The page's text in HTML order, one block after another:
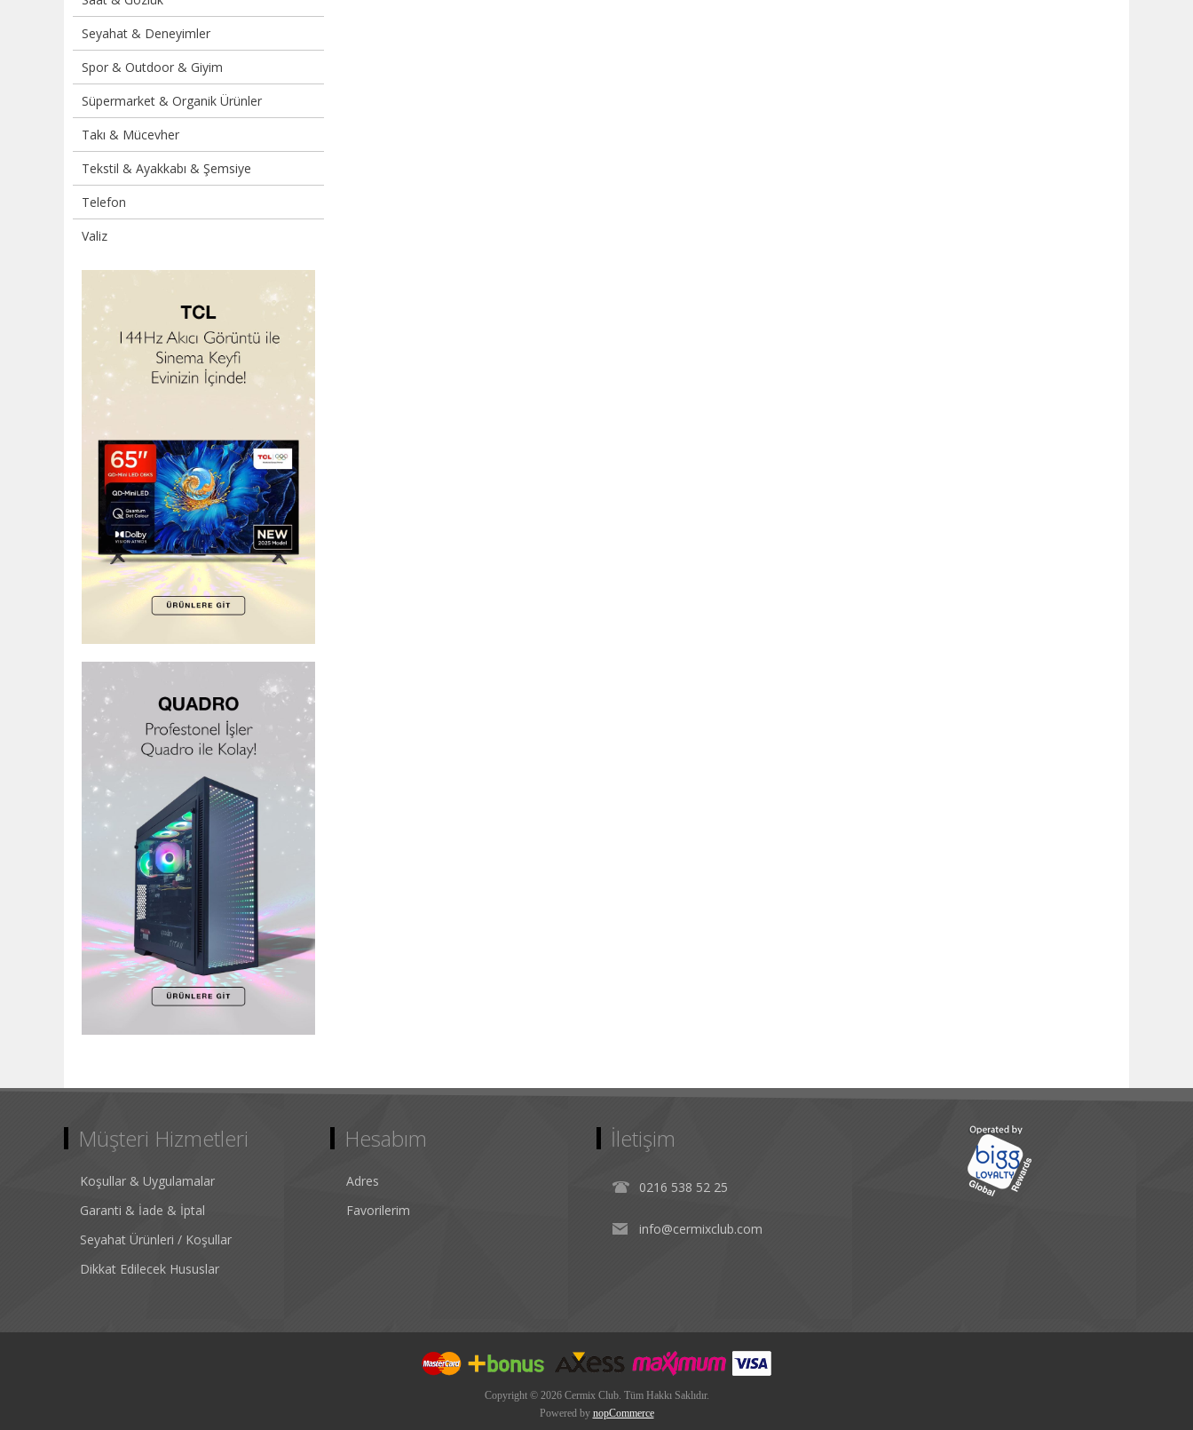
Seyahat & Deneyimler
Spor & Outdoor & Giyim
Süpermarket & Organik Ürünler
Takı & Mücevher
Tekstil & Ayakkabı & Şemsiye
Telefon
Valiz
Müşteri Hizmetleri
Koşullar & Uygulamalar
Garanti & İade & İptal
Seyahat Ürünleri / Koşullar
Dikkat Edilecek Hususlar
Hesabım
Adres
Favorilerim
İletişim
0216 538 52 25
info@cermixclub.com
Copyright © 2026 Cermix Club. Tüm Hakkı Saklıdır.
Powered by nopCommerce